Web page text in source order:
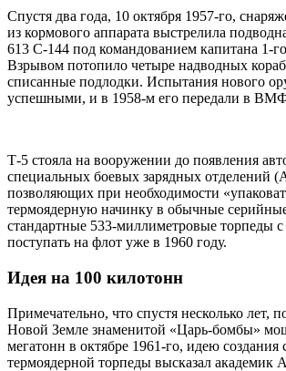
Спустя два года, 10 октября 1957-го,
из кормового аппарата выстрелила
613 С-144 под командованием капитана 1-
Взрывом потопило четыре надводных
списанные подлодки. Испытания нового
успешными, и в 1958-м его передали в
Т-5 стояла на вооружении до появления
специальных боевых зарядных отделений
позволяющих при необходимости
термоядерную начинку в обычные
стандартные 533-миллиметровые торпеды
поступать на флот уже в 1960 году.
Идея на 100 килотонн
Примечательно, что спустя несколько лет,
Новой Земле знаменитой «Царь-бомбы»
мегатонн в октябре 1961-го, идею
термоядерной торпеды высказал академик